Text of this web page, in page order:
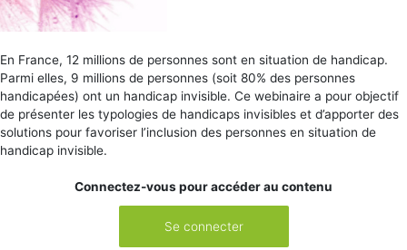
En France, 12 millions de personnes sont en situation de handicap.
Parmi elles, 9 millions de personnes (soit 80% des personnes
handicapées) ont un handicap invisible. Ce webinaire a pour objectif
de présenter les typologies de handicaps invisibles et d’apporter des
solutions pour favoriser l’inclusion des personnes en situation de
handicap invisible.
Connectez-vous pour accéder au contenu
Se connecter